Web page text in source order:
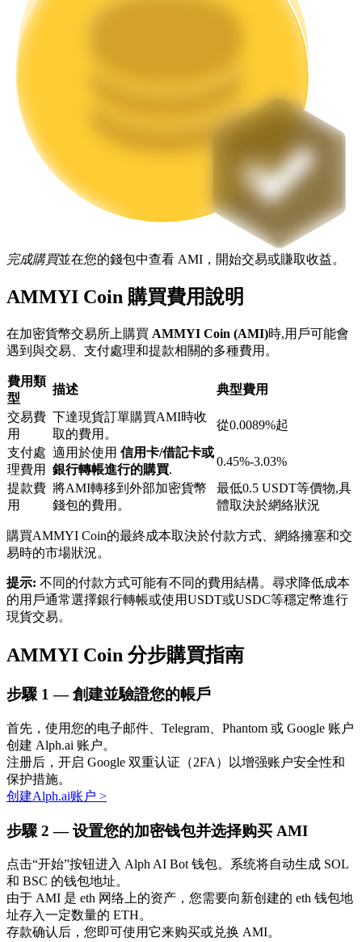
Launchpool
鎖倉BTR
輕鬆獲得多重福利
定投理财
享受活期理財及長期收益
完成購買並在您的錢包中查看 AMI，開始交易或賺取收益。
AMMYI Coin 購買費用說明
在加密貨幣交易所上購買 AMMYI Coin (AMI)時,用戶可能會
遇到與交易、支付處理和提款相關的多種費用。
費用類
型
描述
典型費用
交易費
用
下達現貨訂單購買AMI時收
取的費用。
從0.0089%起
支付處
理費用
適用於使用 信用卡/借記卡或
銀行轉帳進行的購買.
0.45%-3.03%
提款費
用
將AMI轉移到外部加密貨幣
錢包的費用。
最低0.5 USDT等價物,具
體取決於網絡狀況
購買AMMYI Coin的最終成本取決於付款方式、網絡擁塞和交
易時的市場狀況。
提示: 不同的付款方式可能有不同的費用結構。尋求降低成本
的用戶通常選擇銀行轉帳或使用USDT或USDC等穩定幣進行
現貨交易。
AMMYI Coin 分步購買指南
步驟 1 —創建並驗證您的帳戶
首先，使用您的电子邮件、Telegram、Phantom 或 Google 账户
创建 Alph.ai 账户。
注册后，开启 Google 双重认证（2FA）以增强账户安全性和
保护措施。
创建Alph.ai账户 >
步驟 2 — 设置您的加密钱包并选择购买 AMI
点击“开始”按钮进入 Alph AI Bot 钱包。系统将自动生成 SOL
和 BSC 的钱包地址。
由于 AMI 是 eth 网络上的资产，您需要向新创建的 eth 钱包地
址存入一定数量的 ETH。
存款确认后，您即可使用它来购买或兑换 AMI。